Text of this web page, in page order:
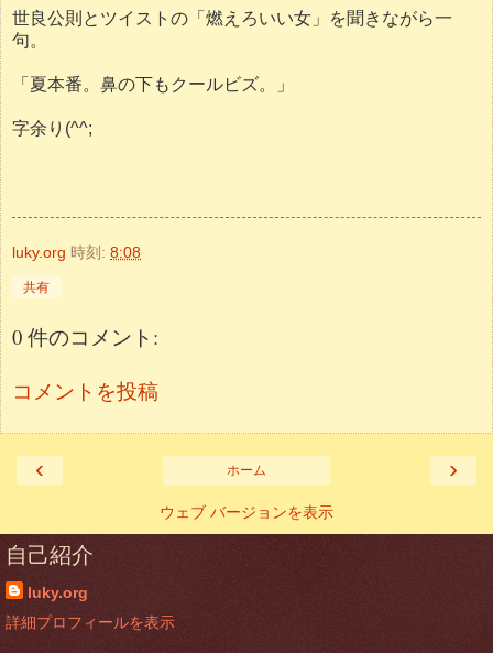
世良公則とツイストの「燃えろいい女」を聞きながら一
句。
「夏本番。鼻の下もクールビズ。」
字余り(^^;
luky.org 時刻: 8:08
共有
0 件のコメント:
コメントを投稿
‹ ›
ホーム
ウェブ バージョンを表示
自己紹介
luky.org
詳細プロフィールを表示